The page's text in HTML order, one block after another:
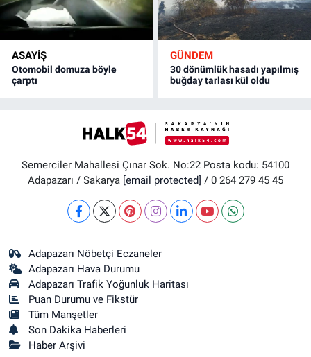
ASAYİŞ
Otomobil domuza böyle
çarptı
GÜNDEM
30 dönümlük hasadı yapılmış
buğday tarlası kül oldu
Semerciler Mahallesi Çınar Sok. No:22 Posta kodu: 54100
Adapazarı / Sakarya [email protected] / 0 264 279 45 45
Adapazarı Nöbetçi Eczaneler
Adapazarı Hava Durumu
Adapazarı Trafik Yoğunluk Haritası
Puan Durumu ve Fikstür
Tüm Manşetler
Son Dakika Haberleri
Haber Arşivi